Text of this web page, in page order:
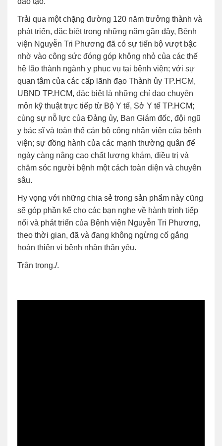
Trải qua một chặng đường 120 năm trưởng thành và
phát triển, đặc biệt trong những năm gần đây, Bệnh
viện Nguyễn Tri Phương đã có sự tiến bộ vượt bậc
nhờ vào công sức đóng góp không nhỏ của các thế
hệ lão thành ngành y phục vụ tại bệnh viện; với sự
quan tâm của các cấp lãnh đạo Thành ủy TP.HCM,
UBND TP.HCM, đặc biệt là những chỉ đạo chuyên
môn kỹ thuật trực tiếp từ Bộ Y tế, Sở Y tế TP.HCM;
cùng sự nỗ lực của Đảng ủy, Ban Giám đốc, đội ngũ
y bác sĩ và toàn thể cán bộ công nhân viên của bệnh
viện; sự đồng hành của các mạnh thường quân để
ngày càng nâng cao chất lượng khám, điều trị và
chăm sóc người bệnh một cách toàn diện và chuyên
sâu.
Hy vọng với những chia sẻ trong sản phẩm này cũng
sẽ góp phần kể cho các bạn nghe về hành trình tiếp
nối và phát triển của Bệnh viện Nguyễn Tri Phương,
theo thời gian, đã và đang không ngừng cố gắng
hoàn thiện vì bệnh nhân thân yêu.
Trân trọng./.